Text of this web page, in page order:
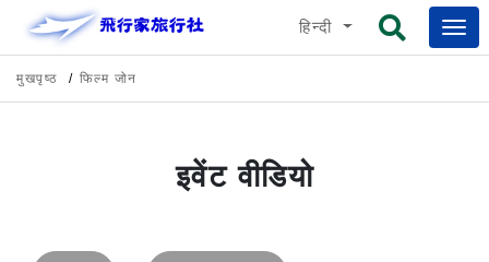
हिन्दी
मुखपृष्ठ फिल्म जोन
इवेंट वीडियो